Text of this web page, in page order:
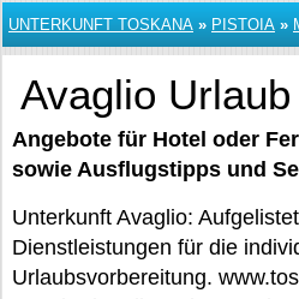
UNTERKUNFT TOSKANA » PISTOIA »
Avaglio Urlaub
Angebote für Hotel oder
sowie Ausflugstipps und
Unterkunft Avaglio:
Dienstleistungen für die
Urlaubsvorbereitung.